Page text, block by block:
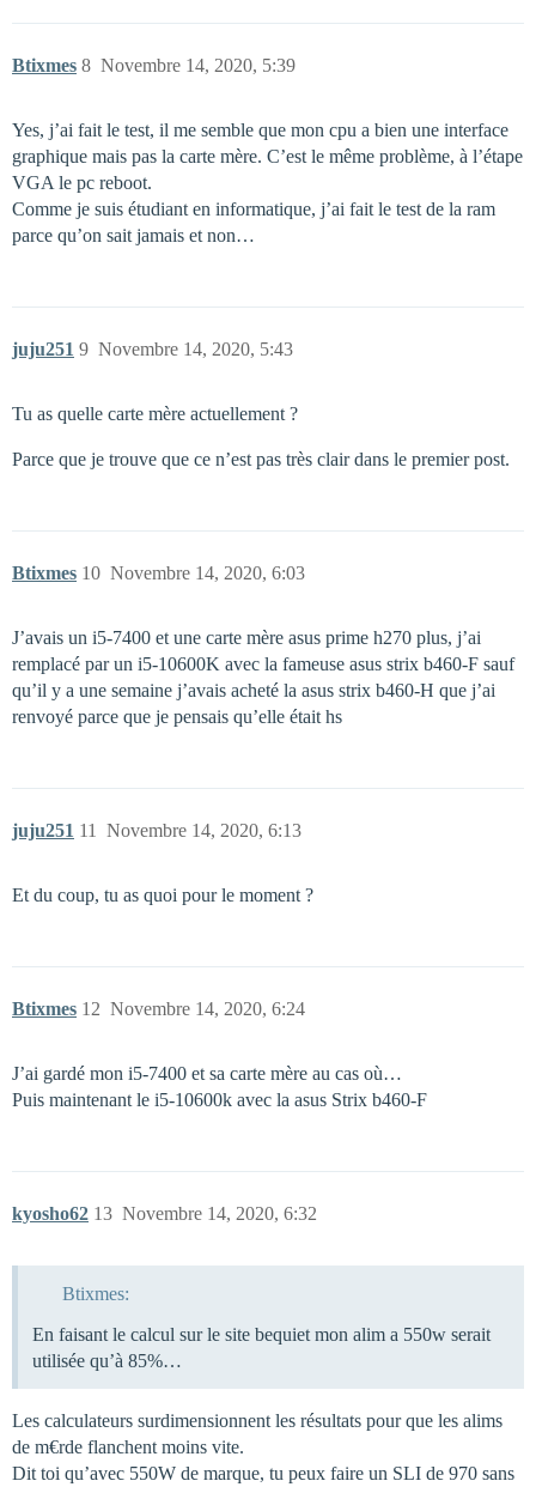
Btixmes Novembre 14, 2020, 5:39
8
Yes, j’ai fait le test, il me semble que mon cpu a bien une interface
graphique mais pas la carte mère. C’est le même problème, à l’étape
VGA le pc reboot.
Comme je suis étudiant en informatique, j’ai fait le test de la ram
parce qu’on sait jamais et non…
juju251 Novembre 14, 2020, 5:43
9
Tu as quelle carte mère actuellement ?
Parce que je trouve que ce n’est pas très clair dans le premier post.
Btixmes Novembre 14, 2020, 6:03
10
J’avais un i5-7400 et une carte mère asus prime h270 plus, j’ai
remplacé par un i5-10600K avec la fameuse asus strix b460-F sauf
qu’il y a une semaine j’avais acheté la asus strix b460-H que j’ai
renvoyé parce que je pensais qu’elle était hs
juju251 Novembre 14, 2020, 6:13
11
Et du coup, tu as quoi pour le moment ?
Btixmes Novembre 14, 2020, 6:24
12
J’ai gardé mon i5-7400 et sa carte mère au cas où…
Puis maintenant le i5-10600k avec la asus Strix b460-F
kyosho62 Novembre 14, 2020, 6:32
13
Btixmes:
En faisant le calcul sur le site bequiet mon alim a 550w serait
utilisée qu’à 85%…
Les calculateurs surdimensionnent les résultats pour que les alims
de m€rde flanchent moins vite.
Dit toi qu’avec 550W de marque, tu peux faire un SLI de 970 sans